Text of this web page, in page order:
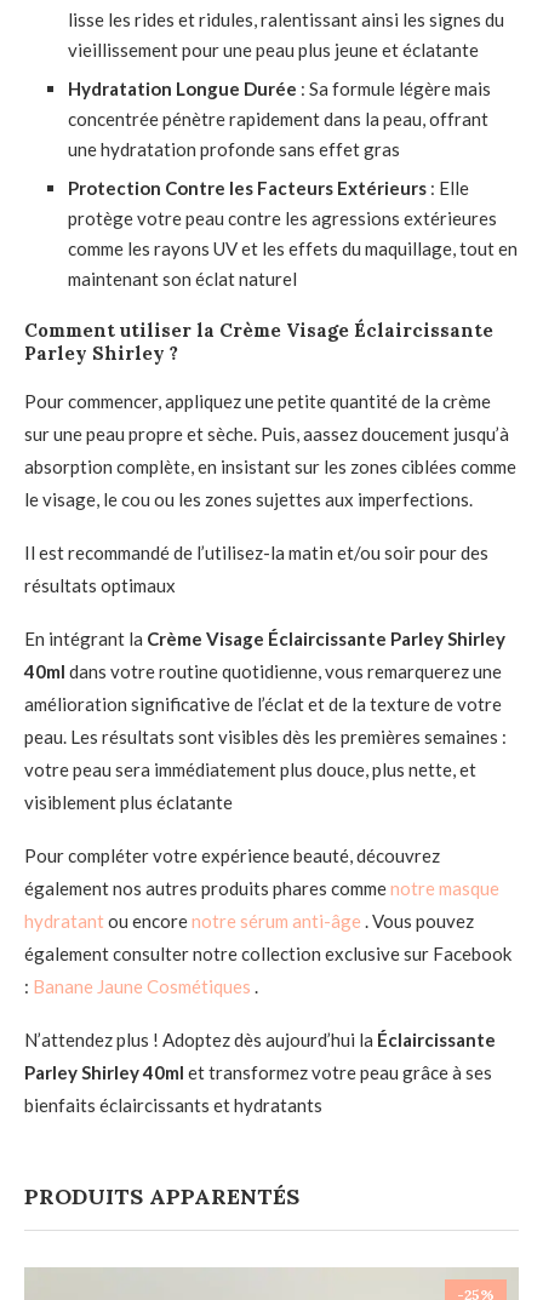
lisse les rides et ridules, ralentissant ainsi les signes du
vieillissement pour une peau plus jeune et éclatante
Hydratation Longue Durée : Sa formule légère mais
concentrée pénètre rapidement dans la peau, offrant
une hydratation profonde sans effet gras
Protection Contre les Facteurs Extérieurs : Elle
protège votre peau contre les agressions extérieures
comme les rayons UV et les effets du maquillage, tout en
maintenant son éclat naturel
Comment utiliser la Crème Visage Éclaircissante
Parley Shirley ?
Pour commencer, appliquez une petite quantité de la crème
sur une peau propre et sèche. Puis, aassez doucement jusqu’à
absorption complète, en insistant sur les zones ciblées comme
le visage, le cou ou les zones sujettes aux imperfections.
Il est recommandé de l’utilisez-la matin et/ou soir pour des
résultats optimaux
En intégrant la Crème Visage Éclaircissante Parley Shirley
40ml dans votre routine quotidienne, vous remarquerez une
amélioration significative de l’éclat et de la texture de votre
peau. Les résultats sont visibles dès les premières semaines :
votre peau sera immédiatement plus douce, plus nette, et
visiblement plus éclatante
Pour compléter votre expérience beauté, découvrez
également nos autres produits phares commenotre masque
hydratantou encorenotre sérum anti-âge . Vous pouvez
également consulter notre collection exclusive sur Facebook
: Banane Jaune Cosmétiques .
N’attendez plus ! Adoptez dès aujourd’hui la Éclaircissante
Parley Shirley 40ml et transformez votre peau grâce à ses
bienfaits éclaircissants et hydratants
PRODUITS APPARENTÉS
-25%